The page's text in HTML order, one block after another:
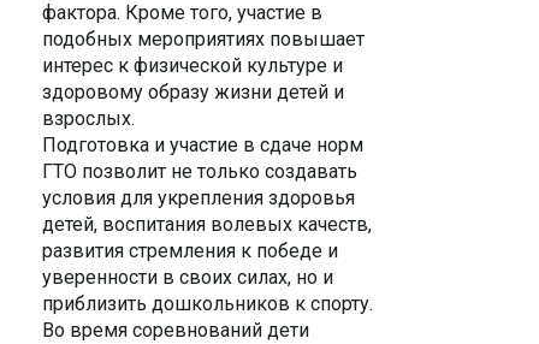
фактора. Кроме того, участие в
подобных мероприятиях повышает
интерес к физической культуре и
здоровому образу жизни детей и
взрослых.
Подготовка и участие в сдаче норм
ГТО позволит не только создавать
условия для укрепления здоровья
детей, воспитания волевых качеств,
развития стремления к победе и
уверенности в своих силах, но и
приблизить дошкольников к спорту.
Во время соревнований дети